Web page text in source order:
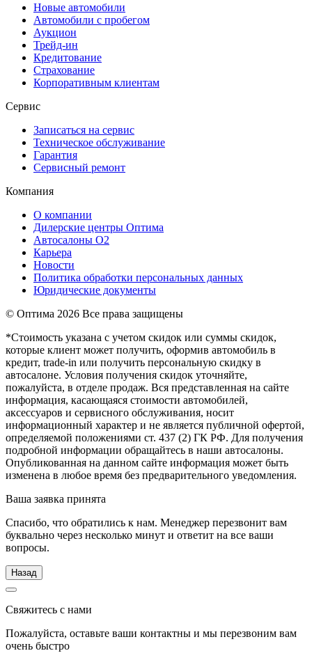
Новые автомобили
Автомобили с пробегом
Аукцион
Трейд-ин
Кредитование
Страхование
Корпоративным клиентам
Сервис
Записаться на сервис
Техническое обслуживание
Гарантия
Сервисный ремонт
Компания
О компании
Дилерские центры Оптима
Автосалоны О2
Карьера
Новости
Политика обработки персональных данных
Юридические документы
© Оптима 2026 Все права защищены
*Стоимость указана с учетом скидок или суммы скидок,
которые клиент может получить, оформив автомобиль в
кредит, trade-in или получить персональную скидку в
автосалоне. Условия получения скидок уточняйте,
пожалуйста, в отделе продаж. Вся представленная на сайте
информация, касающаяся стоимости автомобилей,
аксессуаров и сервисного обслуживания, носит
информационный характер и не является публичной офертой,
определяемой положениями ст. 437 (2) ГК РФ. Для получения
подробной информации обращайтесь в наши автосалоны.
Опубликованная на данном сайте информация может быть
изменена в любое время без предварительного уведомления.
Ваша заявка принята
Спасибо, что обратились к нам. Менеджер перезвонит вам
буквально через несколько минут и ответит на все ваши
вопросы.
Назад
Свяжитесь с нами
Пожалуйста, оставьте ваши контактны и мы перезвоним вам
очень быстро